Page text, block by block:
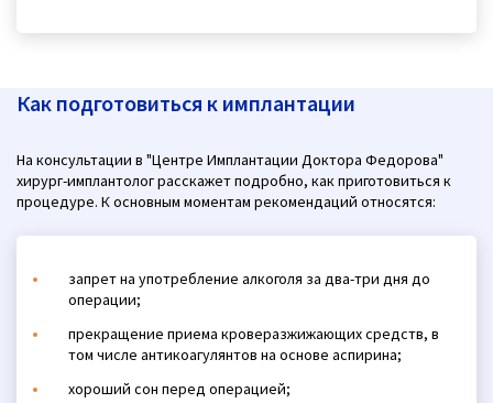
Как подготовиться к имплантации
На консультации в "Центре Имплантации Доктора Федорова"
хирург-имплантолог расскажет подробно, как приготовиться к
процедуре. К основным моментам рекомендаций относятся:
запрет на употребление алкоголя за два-три дня до
операции;
прекращение приема кроверазжижающих средств, в
том числе антикоагулянтов на основе аспирина;
хороший сон перед операцией;